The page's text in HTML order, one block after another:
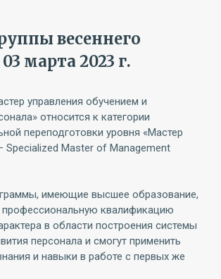
весеннего
марта 2023 г.
управления обучением и
относится к категории
переподготовки уровня «Мастер
Master of Management
имеющие высшее образование,
профессиональную квалификацию
в области построения системы
персонала и смогут применить
и навыки в работе с первых же